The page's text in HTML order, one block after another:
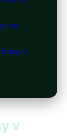
na
trasy v
v